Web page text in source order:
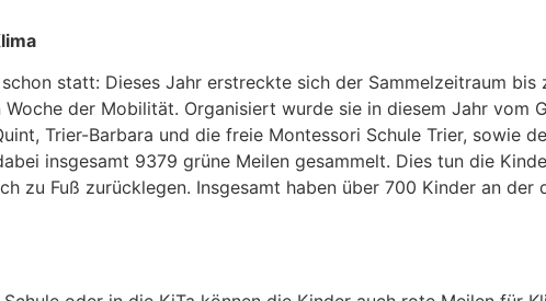
statt: Dieses Jahr erstreckte sich der Sammelzeitraum bis
der Mobilität. Organisiert wurde sie in diesem Jahr vom
Trier-Barbara und die freie Montessori Schule Trier, sowie
insgesamt 9379 grüne Meilen gesammelt. Dies tun die
zu Fuß zurücklegen. Insgesamt haben über 700 Kinder an